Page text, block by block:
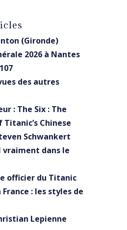
(Gironde)
2026 à Nantes
des autres
: The Six : The
Chinese
Schwankert
dans le
officier du Titanic
: les styles de
Lepienne